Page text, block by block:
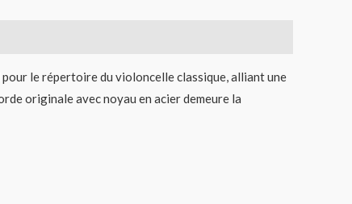
le répertoire du violoncelle classique, alliant une
originale avec noyau en acier demeure la